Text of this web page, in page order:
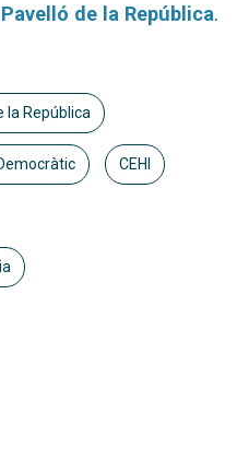
de la República.
la República
CEHI